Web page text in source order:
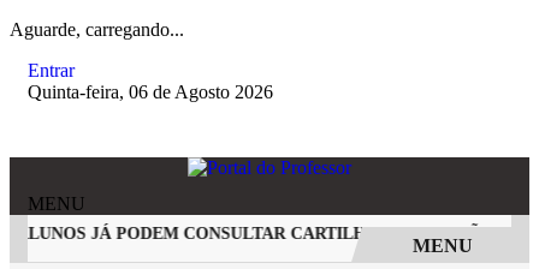
Aguarde, carregando...
Entrar
Quinta-feira, 06 de Agosto 2026
MENU
ALUNOS JÁ PODEM CONSULTAR CARTILHA DE REDAÇÃO
MENU